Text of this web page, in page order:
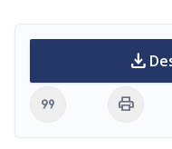
download
format_quote print